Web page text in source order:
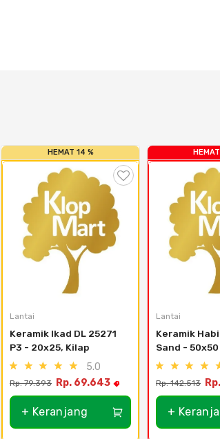
HEMAT 14 %
Lantai
Keramik Ikad DL 25271
P3 - 20x25, Kilap
5.0
Rp. 79.393 Rp. 69.643
+ Keranjang
Lantai
Keramik
Sand - 50x50
Rp. 142.513
+